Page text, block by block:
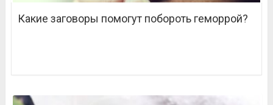
Какие заговоры помогут побороть геморрой?